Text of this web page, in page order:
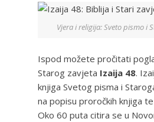
Vjera i religija: Sveto pismo i
Ispod možete pročitati
Starog zavjeta Izaija 48.
knjiga Svetog pisma i
na popisu proročkih knjiga
Oko 60 puta citira se u